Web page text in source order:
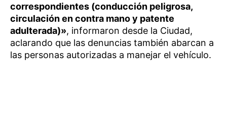
correspondientes (conducción peligrosa,
circulación en contra mano y patente
adulterada)», informaron desde la Ciudad,
aclarando que las denuncias también abarcan a
las personas autorizadas a manejar el vehículo.